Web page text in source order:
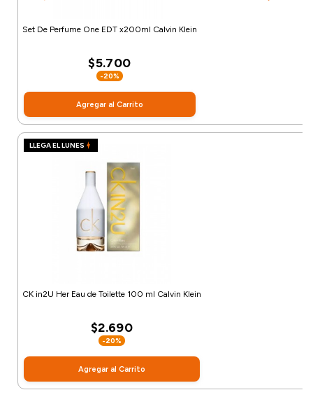
Set De Perfume One EDT x200ml Calvin Klein
$5.700
-20%
Agregar al Carrito
LLEGA EL LUNES
CK in2U Her Eau de Toilette 100 ml Calvin Klein
$2.690
-20%
Agregar al Carrito